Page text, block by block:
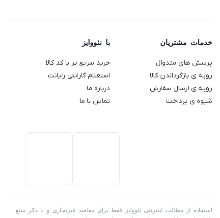
Genio 2خدمات مشتریان
پرسش های متدوال
رویه ی بازگرداندن کالا
رویه ی ارسال سفارش
شیوه ی پرداخت
با نئووایز
خرید سریع تر با کد کالا
استعلام گارانتی رایانت
درباره ما
تماس با ما
استفاده از مطالب اینترنتی نئووایز فقط برای مقاصد غیرتجاری و با ذکر منبع